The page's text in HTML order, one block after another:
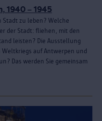
1940 – 1945
zu leben? Welche
der Stadt: fliehen, mit den
leisten? Die Ausstellung
auf Antwerpen und
Das werden Sie gemeinsam